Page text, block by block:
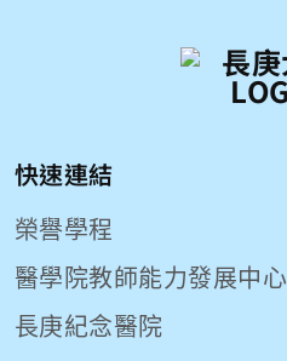
快速連結
榮譽學程
醫學院教師能力發展中心
長庚紀念醫院